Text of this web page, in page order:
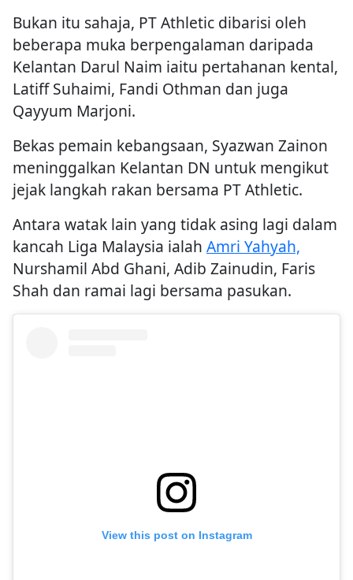
Bukan itu sahaja, PT Athletic dibarisi oleh
beberapa muka berpengalaman daripada
Kelantan Darul Naim iaitu pertahanan kental,
Latiff Suhaimi, Fandi Othman dan juga
Qayyum Marjoni.
Bekas pemain kebangsaan, Syazwan Zainon
meninggalkan Kelantan DN untuk mengikut
jejak langkah rakan bersama PT Athletic.
Antara watak lain yang tidak asing lagi dalam
kancah Liga Malaysia ialah Amri Yahyah,
Nurshamil Abd Ghani, Adib Zainudin, Faris
Shah dan ramai lagi bersama pasukan.
View this post on Instagram